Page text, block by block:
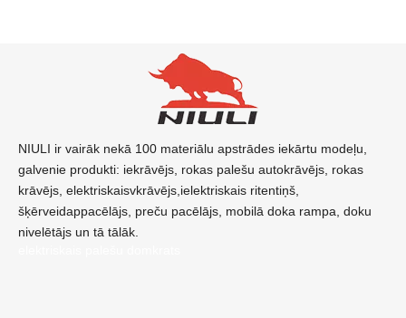
NIULI ir vairāk nekā 100 materiālu apstrādes iekārtu modeļu,
galvenie produkti: iekrāvējs, rokas palešu autokrāvējs, rokas
krāvējs, elektriskaisvkrāvējs,ielektriskais ritentiņš,
šķērveidappacēlājs, preču pacēlājs, mobilā doka rampa, doku
nivelētājs un tā tālāk.